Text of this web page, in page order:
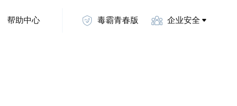
帮助中心 毒霸青春版 企业安全